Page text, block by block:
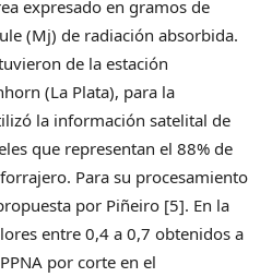
expresado en gramos de
(Mj) de radiación absorbida.
de la estación
(La Plata), para la
la información satelital de
que representan el 88% de
Para su procesamiento
por Piñeiro [5]. En la
entre 0,4 a 0,7 obtenidos a
por corte en el